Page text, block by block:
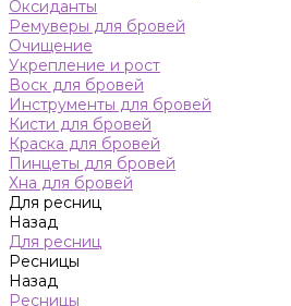
Оксиданты
Ремуверы для бровей
Очищение
Укрепление и рост
Воск для бровей
Инструменты для бровей
Кисти для бровей
Краска для бровей
Пинцеты для бровей
Хна для бровей
Для ресниц
Назад
Для ресниц
Ресницы
Назад
Ресницы